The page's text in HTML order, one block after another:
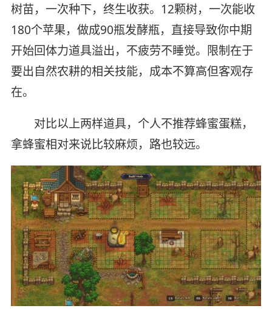
树苗，一次种下，终生收获。12颗树，一次能收
180个苹果，做成90瓶发酵瓶，直接导致你中期
开始回体力道具溢出，不疲劳不睡觉。限制在于
要出自然农耕的相关技能，成本不算高但客观存
在。
对比以上两样道具，个人不推荐蜂蜜蛋糕，
拿蜂蜜相对来说比较麻烦，路也较远。